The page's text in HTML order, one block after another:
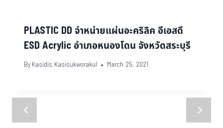
PLASTIC DD จำหน่ายแผ่นอะคริลิค อีเอสดี
ESD Acrylic อำเภอหนองโดน จังหวัดสระบุรี
By Kasidis Kasisukworakul March 25, 2021